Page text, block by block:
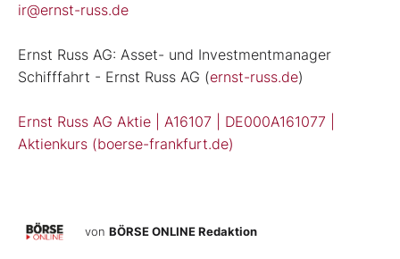
ir@ernst-russ.de
Ernst Russ AG: Asset- und Investmentmanager
Schifffahrt - Ernst Russ AG (ernst-russ.de)
Ernst Russ AG Aktie | A16107 | DE000A161077 |
Aktienkurs (boerse-frankfurt.de)
von BÖRSE ONLINE Redaktion